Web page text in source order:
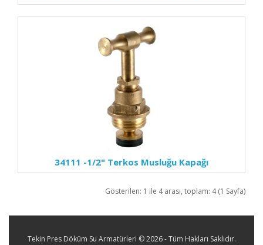
34111 -1/2" Terkos Musluğu Kapağı
Gösterilen: 1 ile 4 arası, toplam: 4 (1 Sayfa)
Tekin Pres Döküm Su Armatürleri © 2026 - Tüm Hakları Saklıdır.